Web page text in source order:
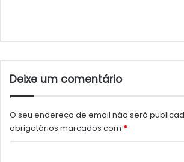
Deixe um comentário
O seu endereço de email não será
obrigatórios marcados com *